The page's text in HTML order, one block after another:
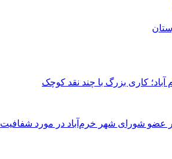
عضو شورای شهر خرم‌آباد در مورد شفافیت